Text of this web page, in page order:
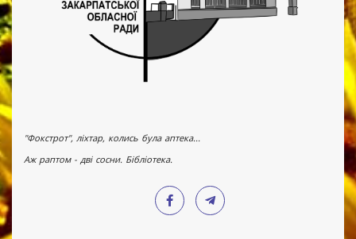
"Фокстрот", ліхтар, колись була аптека...
Аж раптом - дві сосни. Бібліотека.